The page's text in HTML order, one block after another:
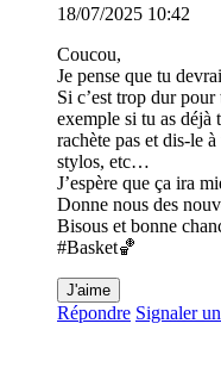
18/07/2025 10:42
Coucou,
Je pense que tu
Si c’est trop dur pour
exemple si tu as déjà
rachète pas et dis-le
stylos, etc…
J’espère que ça ira
Donne nous des
Bisous et bonne
#Basket🏀
J'aime
Répondre Signaler